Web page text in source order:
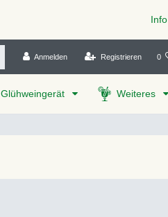
Info
Anmelden Registrieren 0
Glühweingerät Weiteres